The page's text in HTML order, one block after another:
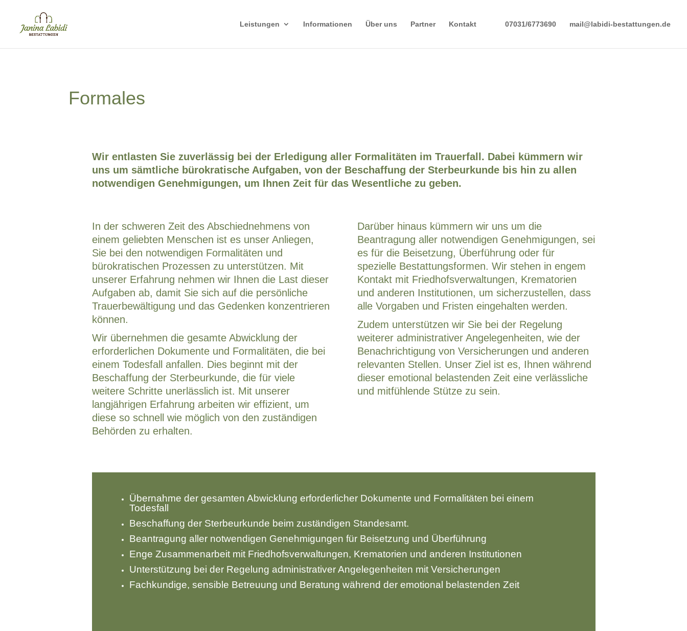
Leistungen Informationen Über uns Partner Kontakt 07031/6773690 mail@labidi-bestattungen.de
Formales
Wir entlasten Sie zuverlässig bei der Erledigung aller Formalitäten im Trauerfall. Dabei kümmern wir
uns um sämtliche bürokratische Aufgaben, von der Beschaffung der Sterbeurkunde bis hin zu allen
notwendigen Genehmigungen, um Ihnen Zeit für das Wesentliche zu geben.
In der schweren Zeit des Abschiednehmens von
einem geliebten Menschen ist es unser Anliegen,
Sie bei den notwendigen Formalitäten und
bürokratischen Prozessen zu unterstützen. Mit
unserer Erfahrung nehmen wir Ihnen die Last dieser
Aufgaben ab, damit Sie sich auf die persönliche
Trauerbewältigung und das Gedenken konzentrieren
können.
Wir übernehmen die gesamte Abwicklung der
erforderlichen Dokumente und Formalitäten, die bei
einem Todesfall anfallen. Dies beginnt mit der
Beschaffung der Sterbeurkunde, die für viele
weitere Schritte unerlässlich ist. Mit unserer
langjährigen Erfahrung arbeiten wir effizient, um
diese so schnell wie möglich von den zuständigen
Behörden zu erhalten.
Darüber hinaus kümmern wir uns um die
Beantragung aller notwendigen Genehmigungen, sei
es für die Beisetzung, Überführung oder für
spezielle Bestattungsformen. Wir stehen in engem
Kontakt mit Friedhofsverwaltungen, Krematorien
und anderen Institutionen, um sicherzustellen, dass
alle Vorgaben und Fristen eingehalten werden.
Zudem unterstützen wir Sie bei der Regelung
weiterer administrativer Angelegenheiten, wie der
Benachrichtigung von Versicherungen und anderen
relevanten Stellen. Unser Ziel ist es, Ihnen während
dieser emotional belastenden Zeit eine verlässliche
und mitfühlende Stütze zu sein.
Übernahme der gesamten Abwicklung erforderlicher Dokumente und Formalitäten bei einem
Todesfall
Beschaffung der Sterbeurkunde beim zuständigen Standesamt.
Beantragung aller notwendigen Genehmigungen für Beisetzung und Überführung
Enge Zusammenarbeit mit Friedhofsverwaltungen, Krematorien und anderen Institutionen
Unterstützung bei der Regelung administrativer Angelegenheiten mit Versicherungen
Fachkundige, sensible Betreuung und Beratung während der emotional belastenden Zeit